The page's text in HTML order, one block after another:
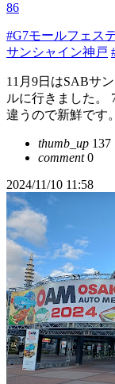
86
#G7モールフェス
サンシャイン神戸
11月9日はSABサ
ルに行きました。
違うので新鮮です。
thumb_up 137
comment0
2024/11/10 11:58